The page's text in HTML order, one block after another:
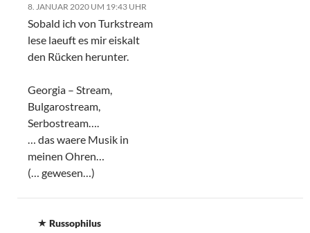
8. JANUAR 2020 UM 19:43 UHR
Sobald ich von Turkstream
lese laeuft es mir eiskalt
den Rücken herunter.
Georgia – Stream,
Bulgarostream,
Serbostream….
… das waere Musik in
meinen Ohren…
(… gewesen…)
Russophilus